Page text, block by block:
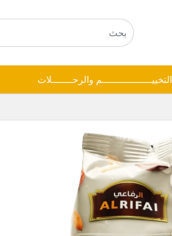
التخييـــــــــــــــــم والرحـــــــلات